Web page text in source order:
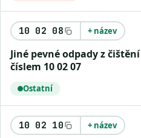
10 02 08 + název
Jiné pevné odpady z čištění plynů neuvedené pod
číslem 10 02 07
Ostatní
10 02 10 + název